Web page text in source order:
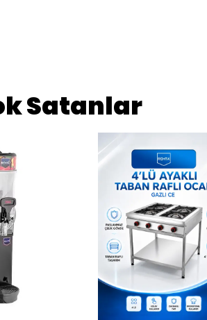
Satanlar